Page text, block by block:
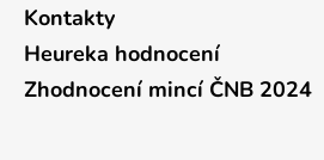
Kontakty
Heureka hodnocení
Zhodnocení mincí ČNB 2024